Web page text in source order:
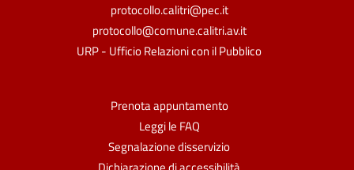
protocollo.calitri@pec.it
protocollo@comune.calitri.av.it
URP - Ufficio Relazioni con il Pubblico
Prenota appuntamento
Leggi le FAQ
Segnalazione disservizio